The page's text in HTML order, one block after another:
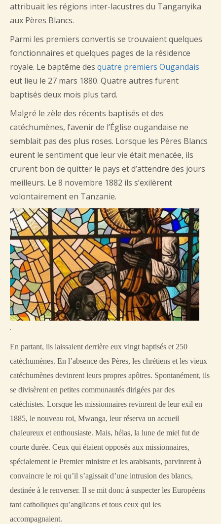
attribuait les régions inter-lacustres du Tanganyika
aux Pères Blancs.
Parmi les premiers convertis se trouvaient quelques
fonctionnaires et quelques pages de la résidence
royale. Le baptême des quatre premiers Ougandais
eut lieu le 27 mars 1880. Quatre autres furent
baptisés deux mois plus tard.
Malgré le zèle des récents baptisés et des
catéchumènes, l’avenir de l’Église ougandaise ne
semblait pas des plus roses. Lorsque les Pères Blancs
eurent le sentiment que leur vie était menacée, ils
crurent bon de quitter le pays et d’attendre des jours
meilleurs. Le 8 novembre 1882 ils s’exilèrent
volontairement en Tanzanie.
.
En partant, ils laissaient derrière eux vingt baptisés et 250
catéchumènes. En l’absence des Pères, les chrétiens et les vieux
catéchumènes devinrent leurs propres apôtres. Spontanément, ils
se divisèrent en petites communautés dirigées par des
catéchistes. Lorsque les missionnaires revinrent de leur exil en
1885, le nouveau roi, Mwanga, leur réserva un accueil
chaleureux et enthousiaste. Mais, hélas, la lune de miel fut de
courte durée. Ceux qui étaient opposés aux missionnaires,
spécialement le Premier ministre et les arabisants, parvinrent à
convaincre le roi qu’il s’agissait d’une intrusion des blancs,
destinée à le renverser. Il se mit donc à suspecter les Européens
tant catholiques qu’anglicans et tous ceux qui les
accompagnaient.